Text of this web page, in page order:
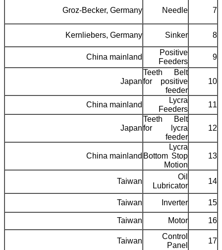
7
Needle
Groz-Becker, Germany
8
Sinker
Kernliebers, Germany
9
Positive
Feeders
China mainland
10
Teeth Belt
for positive
feeder
Japan
11
Lycra
Feeders
China mainland
12
Teeth Belt
for lycra
feeder
Japan
13
Lycra
Bottom Stop
Motion
China mainland
14
Oil
Lubricator
Taiwan
15
Inverter
Taiwan
16
Motor
Taiwan
17
Control
Panel
Taiwan